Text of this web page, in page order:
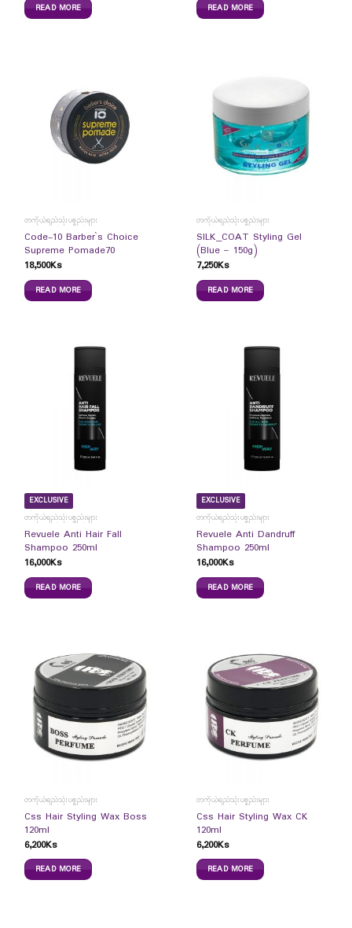
READ MORE READ MORE
တကိုယ်ရည်သုံးပစ္စည်းများ
Code-10 Barber`s Choice
Supreme Pomade70
18,500Ks
READ MORE
တကိုယ်ရည်သုံးပစ္စည်းများ
SILK_COAT Styling Gel
(Blue – 150g)
7,250Ks
READ MORE
EXCLUSIVE
တကိုယ်ရည်သုံးပစ္စည်းများ
Revuele Anti Hair Fall
Shampoo 250ml
16,000Ks
READ MORE
EXCLUSIVE
တကိုယ်ရည်သုံးပစ္စည်းများ
Revuele Anti Dandruff
Shampoo 250ml
16,000Ks
READ MORE
တကိုယ်ရည်သုံးပစ္စည်းများ
Css Hair Styling Wax Boss
120ml
6,200Ks
READ MORE
တကိုယ်ရည်သုံးပစ္စည်းများ
Css Hair Styling Wax CK
120ml
6,200Ks
READ MORE